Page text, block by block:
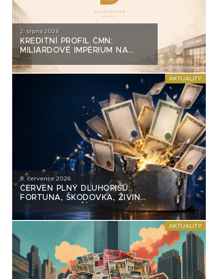
2. srpna 2026
KREDITNÍ PROFIL ČMN:
MILIARDOVÉ IMPÉRIUM NA
AKTUALITY
8. července 2026
ČERVEN PLNÝ DLUHOPISŮ:
FORTUNA, ŠKODOVKA, ŽIVINA
A MNOHO DALŠÍCH
AKTUALITY